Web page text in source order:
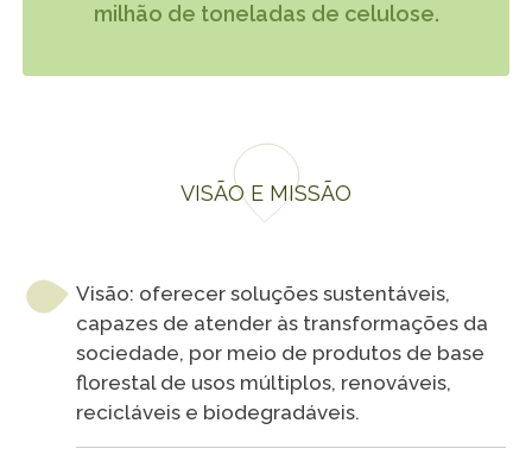
milhão de toneladas de celulose.
VISÃO E MISSÃO
Visão: oferecer soluções sustentáveis,
capazes de atender às transformações da
sociedade, por meio de produtos de base
florestal de usos múltiplos, renováveis,
recicláveis e biodegradáveis.